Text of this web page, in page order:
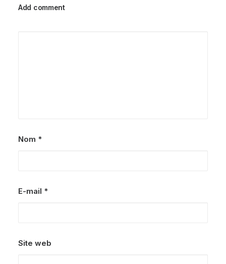
Add comment
Nom *
E-mail *
Site web